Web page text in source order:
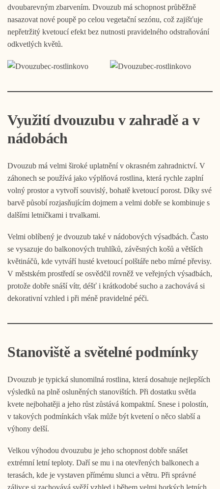
dvoubarevným zbarvením. Dvouzub má schopnost průběžně
nasazovat nové poupě po celou vegetační sezónu, což zajišťuje
nepřetržitý kvetoucí efekt bez nutnosti pravidelného odstraňování
odkvetlých květů.
Využití dvouzubu v zahradě a v
nádobách
Dvouzub má velmi široké uplatnění v okrasném zahradnictví. V
záhonech se používá jako výplňová rostlina, která rychle zaplní
volný prostor a vytvoří souvislý, bohatě kvetoucí porost. Díky své
barvě působí rozjasňujícím dojmem a velmi dobře se kombinuje s
dalšími letničkami i trvalkami.
Velmi oblíbený je dvouzub také v nádobových výsadbách. Často
se vysazuje do balkonových truhlíků, závěsných košů a větších
květináčů, kde vytváří husté kvetoucí polštáře nebo mírné převisy.
V městském prostředí se osvědčil rovněž ve veřejných výsadbách,
protože dobře snáší vítr, déšť i krátkodobé sucho a zachovává si
dekorativní vzhled i při méně pravidelné péči.
Stanoviště a světelné podmínky
Dvouzub je typická slunomilná rostlina, která dosahuje nejlepších
výsledků na plně osluněných stanovištích. Při dostatku světla
kvete nejbohatěji a jeho růst zůstává kompaktní. Snese i polostín,
v takových podmínkách však může být kvetení o něco slabší a
výhony delší.
Velkou výhodou dvouzubu je jeho schopnost dobře snášet
extrémní letní teploty. Daří se mu i na otevřených balkonech a
terasách, kde je vystaven přímému slunci a větru. Při správné